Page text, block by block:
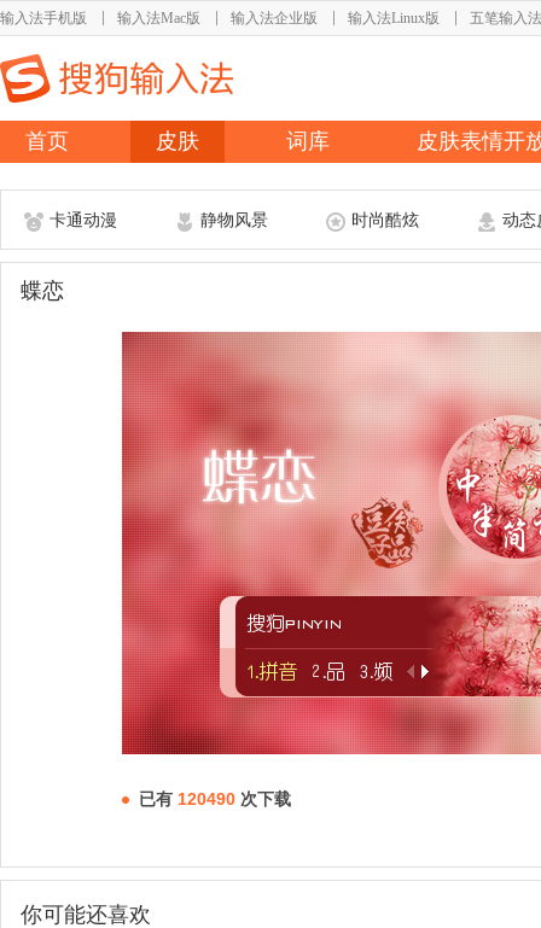
输入法手机版 输入法Mac版 输入法企业版 输入法Linux版 五笔输入法
首页 皮肤 词库 皮肤表情开
卡通动漫 静物风景 时尚酷炫 动态
蝶恋
已有 120490 次下载
你可能还喜欢